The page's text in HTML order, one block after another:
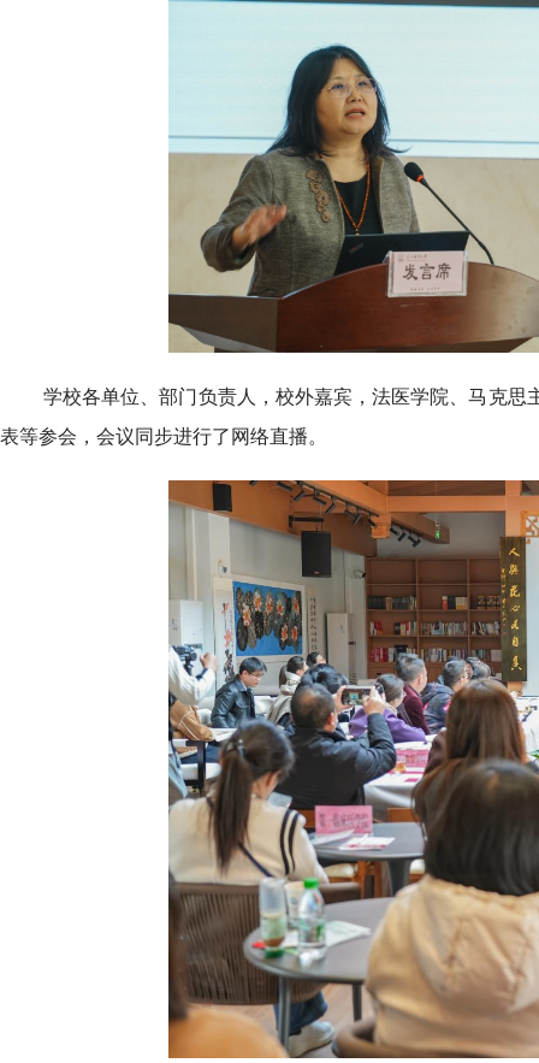
学校各单位、部门负责人，校外嘉宾，法医学院、马克
表等参会，会议同步进行了网络直播。